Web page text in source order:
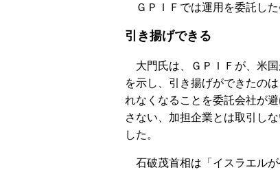
ＧＰＩＦでは運用を委託した
引き揚げできる
大門氏は、ＧＰＩＦが、米国
を示し、引き揚げができたの
れなくなることを委託会社が
さない、加担企業とは取引し
した。
石破茂首相は「イスラエルが